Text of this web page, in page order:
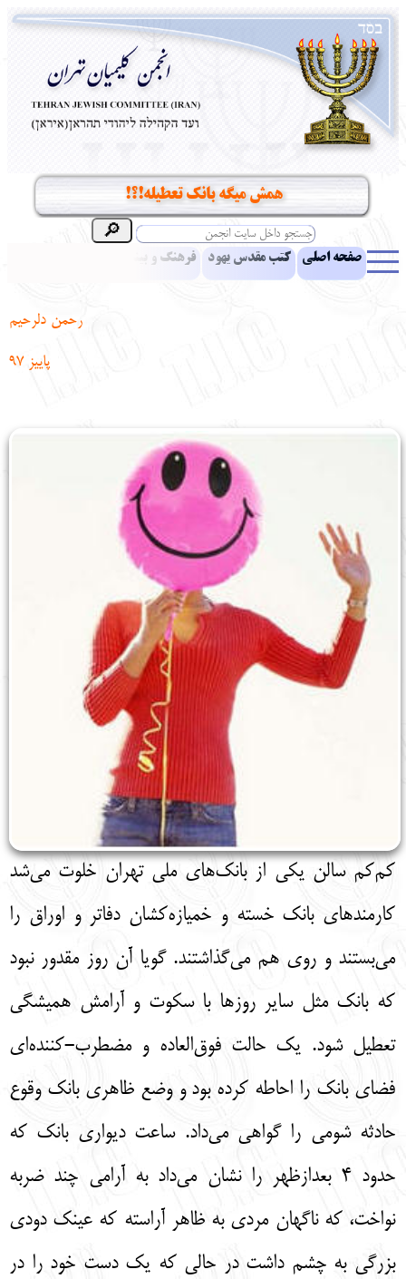
همش میگه بانک تعطیله!؟!
صفحه اصلی کتب مقدس یهود فرهنگ و بینش یهود
עברית
رحمن دلرحیم
پاییز 97
کم‌کم سالن یکی از بانک‌های ملی تهران خلوت می‌شد
کارمندهای بانک خسته و خمیازه‌کشان دفاتر و اوراق را
می‌بستند و روی هم می‌گذاشتند. گویا آن روز مقدور نبود
که بانک مثل سایر روزها با سکوت و آرامش همیشگی
تعطیل شود. یک حالت فوق‌العاده و مضطرب-کننده‌ای
فضای بانک را احاطه کرده بود و وضع ظاهری بانک وقوع
حادثه شومی را گواهی می‌داد. ساعت دیواری بانک که
حدود 4 بعدازظهر را نشان می‌داد به آرامی چند ضربه
نواخت، که ناگهان مردی به ظاهر آراسته که عینک دودی
بزرگی به چشم داشت در حالی که یک دست خود را در